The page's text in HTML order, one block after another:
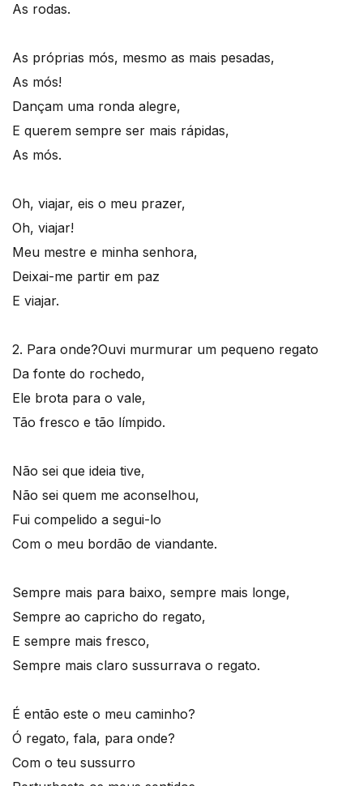
As rodas.
As próprias mós, mesmo as mais pesadas,
As mós!
Dançam uma ronda alegre,
E querem sempre ser mais rápidas,
As mós.
Oh, viajar, eis o meu prazer,
Oh, viajar!
Meu mestre e minha senhora,
Deixai-me partir em paz
E viajar.
2. Para onde?Ouvi murmurar um pequeno regato
Da fonte do rochedo,
Ele brota para o vale,
Tão fresco e tão límpido.
Não sei que ideia tive,
Não sei quem me aconselhou,
Fui compelido a segui-lo
Com o meu bordão de viandante.
Sempre mais para baixo, sempre mais longe,
Sempre ao capricho do regato,
E sempre mais fresco,
Sempre mais claro sussurrava o regato.
É então este o meu caminho?
Ó regato, fala, para onde?
Com o teu sussurro